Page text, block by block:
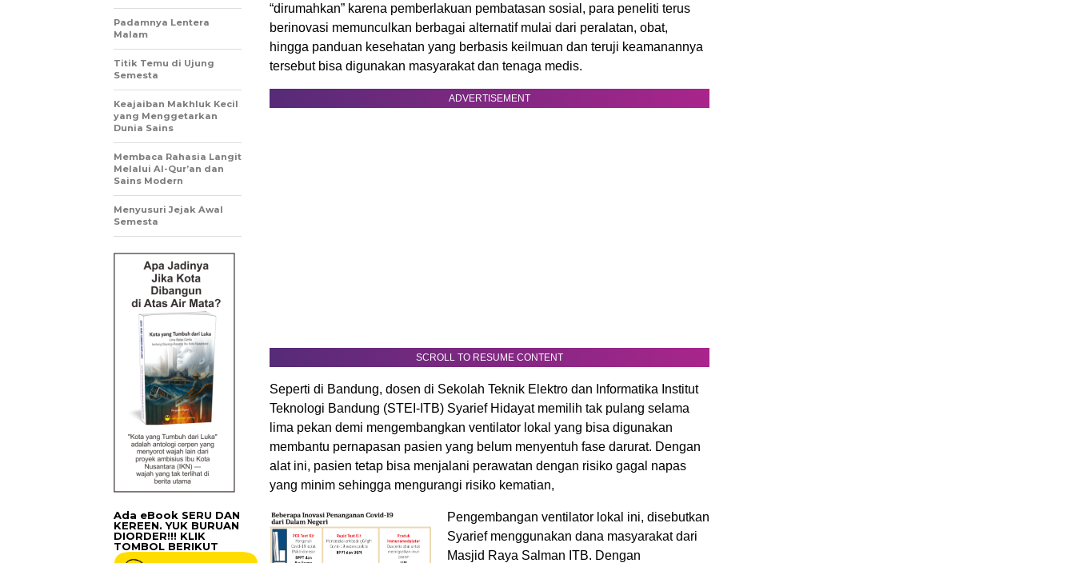
“dirumahkan” karena pemberlakuan pembatasan sosial, para peneliti terus
berinovasi memunculkan berbagai alternatif mulai dari peralatan, obat,
hingga panduan kesehatan yang berbasis keilmuan dan teruji keamanannya
tersebut bisa digunakan masyarakat dan tenaga medis.
ADVERTISEMENT
SCROLL TO RESUME CONTENT
Seperti di Bandung, dosen di Sekolah Teknik Elektro dan Informatika Institut
Teknologi Bandung (STEI-ITB) Syarief Hidayat memilih tak pulang selama
lima pekan demi mengembangkan ventilator lokal yang bisa digunakan
membantu pernapasan pasien yang belum menyentuh fase darurat. Dengan
alat ini, pasien tetap bisa menjalani perawatan dengan risiko gagal napas
yang minim sehingga mengurangi risiko kematian,
Pengembangan ventilator lokal ini, disebutkan
Syarief menggunakan dana masyarakat dari
Masjid Raya Salman ITB. Dengan
Padamnya Lentera
Malam
Titik Temu di Ujung
Semesta
Keajaiban Makhluk Kecil
yang Menggetarkan
Dunia Sains
Membaca Rahasia Langit
Melalui Al-Qur’an dan
Sains Modern
Menyusuri Jejak Awal
Semesta
Ada eBook SERU DAN
KEREEN. YUK BURUAN
DIORDER!!! KLIK
TOMBOL BERIKUT